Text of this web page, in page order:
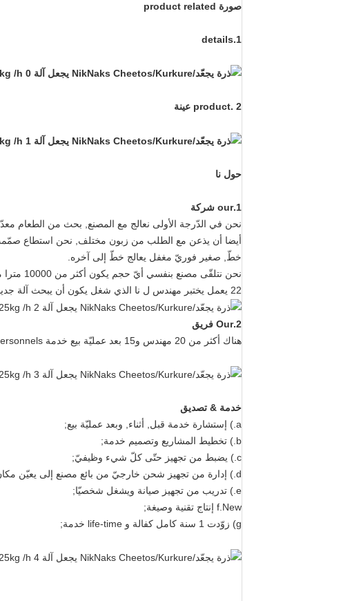
صورة product related
1.details
2 .product عينة
حول نا
1.our شركة
نحن في الدّرجة الأولى نعالج مع المصنع, بحث من الطعام معدّ
خطّ, صغير فوريّ مغفل يعالج خطّ إلى آخره.
نحن نتلقّى مصنع بنفسي أيّ حجم يكون أكثر من 10000 مترا مربعا. هناك أكثر من 40 عامل, بما في ذلك 11 ماهر أحد.
22 يعمل يختبر مهندس ل نا الذي شغل يكون أن يبحث آلة جديد, تصميم لزبون, عمولة تجهيز لزبون.
2.Our فريق
هناك أكثر من 20 مهندس و15 بعد عمليّة بيع خدمة personnels في مصنعنا. أيّ شيء على نحو خاطئ عندما شغلت آلة كنت سيعالج ضمن 10 دقيقة.
خدمة & تصديق
a.) إستشارة خدمة قبل, أثناء, وبعد عمليّة بيع;
b.) تخطيط المشاريع وتصميم خدمة;
c.) يضبط من تجهيز حتّى كلّ شيء وظيفيّ;
d.) إدارة من تجهيز شحن خارجيّ من بائع مصنع إلى يعيّن مكان بمشتري;
e.) تدريب من تجهيز صيانة ويشغل شخصيّا;
f.New إنتاج تقنية وصيغة;
g) زوّدت 1 سنة كامل كفالة و life-time خدمة;